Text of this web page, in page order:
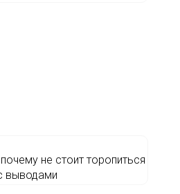
не стоит торопиться
выводами